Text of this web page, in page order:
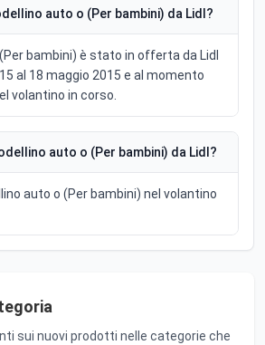
auto o (Per bambini) da Lidl?
bambini) è stato in offerta da Lidl
al 18 maggio 2015 e al momento
volantino in corso.
auto o (Per bambini) da Lidl?
auto o (Per bambini) nel volantino
sui nuovi prodotti nelle categorie che